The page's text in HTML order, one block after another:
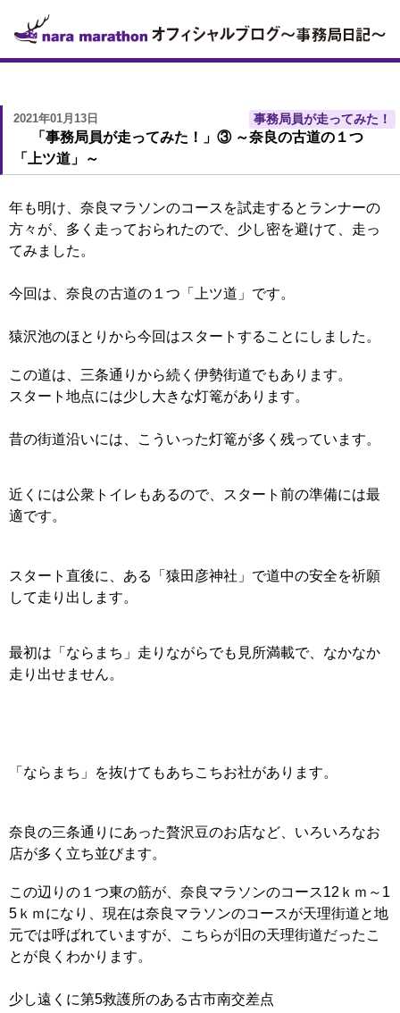
2021年01月13日 事務局員が走ってみた！
「事務局員が走ってみた！」③ ～奈良の古道の１つ
「上ツ道」～
年も明け、奈良マラソンのコースを試走するとランナーの
方々が、多く走っておられたので、少し密を避けて、走っ
てみました。
今回は、奈良の古道の１つ「上ツ道」です。
猿沢池のほとりから今回はスタートすることにしました。
この道は、三条通りから続く伊勢街道でもあります。
スタート地点には少し大きな灯篭があります。
昔の街道沿いには、こういった灯篭が多く残っています。
近くには公衆トイレもあるので、スタート前の準備には最
適です。
スタート直後に、ある「猿田彦神社」で道中の安全を祈願
して走り出します。
最初は「ならまち」走りながらでも見所満載で、なかなか
走り出せません。
「ならまち」を抜けてもあちこちお社があります。
奈良の三条通りにあった贅沢豆のお店など、いろいろなお
店が多く立ち並びます。
この辺りの１つ東の筋が、奈良マラソンのコース12ｋｍ～1
5ｋｍになり、現在は奈良マラソンのコースが天理街道と地
元では呼ばれていますが、こちらが旧の天理街道だったこ
とが良くわかります。
少し遠くに第5救護所のある古市南交差点